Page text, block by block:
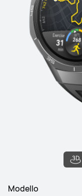
Modello